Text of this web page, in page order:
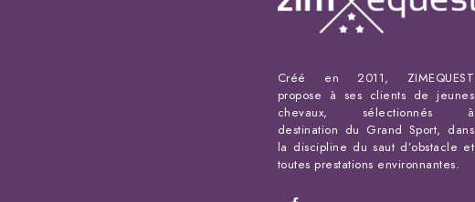
Créé en 2011, ZIMEQUEST
propose à ses clients de jeunes
chevaux, sélectionnés à
destination du Grand Sport, dans
la discipline du saut d’obstacle et
toutes prestations environnantes.